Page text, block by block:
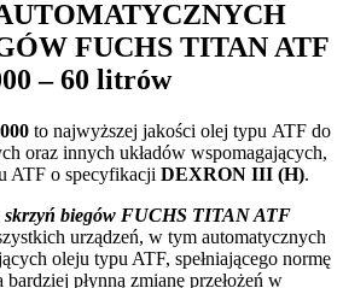
FUCHS TITAN ATF
– 60 litrów
to najwyższej jakości olej typu ATF do
oraz innych układów wspomagających,
ATF o specyfikacji DEXRON III (H).
skrzyń biegów FUCHS TITAN ATF
urządzeń, w tym automatycznych
oleju typu ATF, spełniającego normę
płynną zmianę przełożeń w